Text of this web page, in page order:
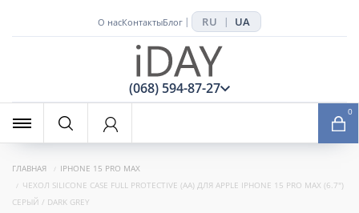
О насКонтактыБлог | RU | UA
(068) 594-87-27
0
ГЛАВНАЯ
IPHONE 15 PRO MAX
ЧЕХОЛ SILICONE CASE FULL PROTECTIVE (AA) ДЛЯ APPLE IPHONE 15 PRO MAX (6.7")
СЕРЫЙ / DARK GREY